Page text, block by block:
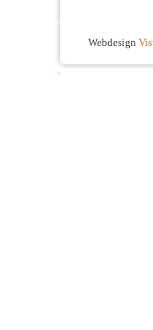
Webdesign